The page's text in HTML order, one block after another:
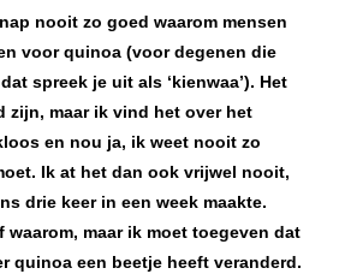
nooit zo goed waarom mensen
voor quinoa (voor degenen die
spreek je uit als ‘kienwaa’). Het
zijn, maar ik vind het over het
en nou ja, ik weet nooit zo
Ik at het dan ook vrijwel nooit,
drie keer in een week maakte.
waarom, maar ik moet toegeven dat
quinoa een beetje heeft veranderd.